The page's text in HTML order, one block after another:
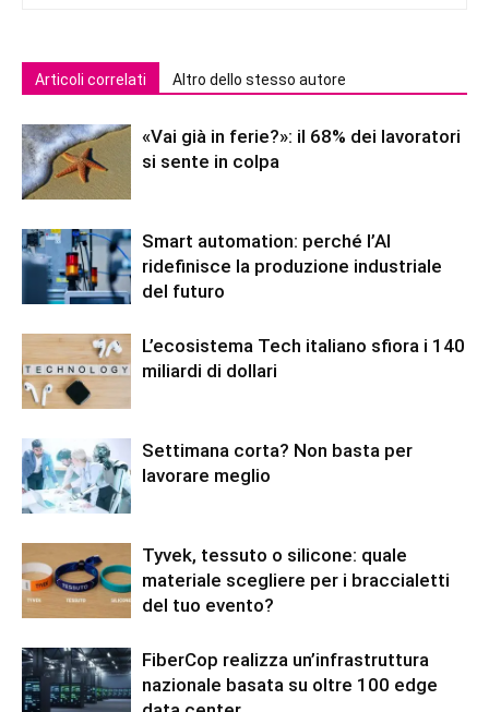
Articoli correlati Altro dello stesso autore
«Vai già in ferie?»: il 68% dei lavoratori
si sente in colpa
Smart automation: perché l’AI
ridefinisce la produzione industriale
del futuro
L’ecosistema Tech italiano sfiora i 140
miliardi di dollari
Settimana corta? Non basta per
lavorare meglio
Tyvek, tessuto o silicone: quale
materiale scegliere per i braccialetti
del tuo evento?
FiberCop realizza un’infrastruttura
nazionale basata su oltre 100 edge